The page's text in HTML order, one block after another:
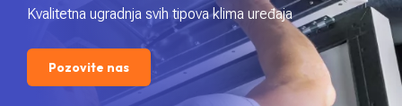
Kvalitetna ugradnja svih tipova klima uređaja
Pozovite nas